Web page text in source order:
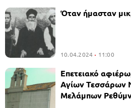
Όταν ήμασταν
10.04.2024 11:00
Επετειακό
Αγίων Τεσσάρων
Μελάμπων